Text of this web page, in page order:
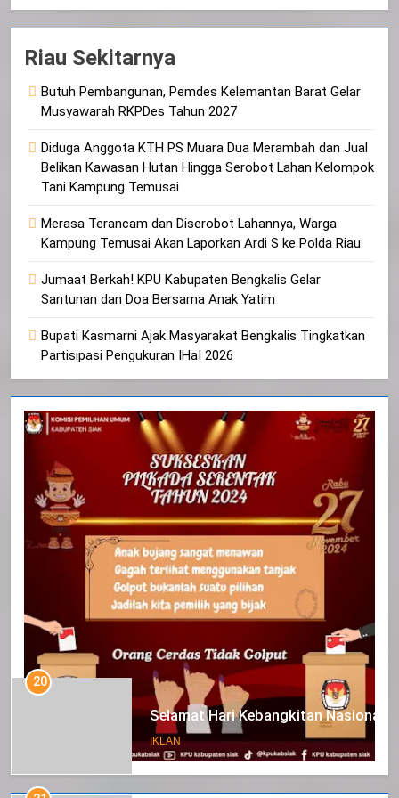
Riau Sekitarnya
Butuh Pembangunan, Pemdes Kelemantan Barat Gelar
Musyawarah RKPDes Tahun 2027
Diduga Anggota KTH PS Muara Dua Merambah dan Jual
Belikan Kawasan Hutan Hingga Serobot Lahan Kelompok
Tani Kampung Temusai
Merasa Terancam dan Diserobot Lahannya, Warga
Kampung Temusai Akan Laporkan Ardi S ke Polda Riau
Jumaat Berkah! KPU Kabupaten Bengkalis Gelar
Santunan dan Doa Bersama Anak Yatim
Bupati Kasmarni Ajak Masyarakat Bengkalis Tingkatkan
Partisipasi Pengukuran IHaI 2026
20
Selamat Hari Kebangkitan Nasional
IKLAN